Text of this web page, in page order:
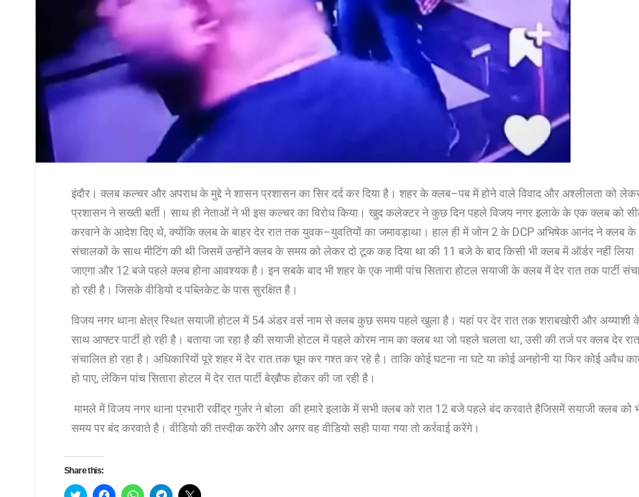
इंदौर। क्लब कल्चर और अपराध के मुद्दे ने शासन प्रशासन का सिर दर्द कर दिया है। शहर के क्लब–पब में होने वाले विवाद और अश्लीलता को
प्रशासन ने सख्ती बर्ती। साथ ही नेताओं ने भी इस कल्चर का विरोध किया। खुद कलेक्टर ने कुछ दिन पहले विजय नगर इलाके के एक क्लब को
करवाने के आदेश दिए थे, क्योंकि क्लब के बाहर देर रात तक युवक–युवतियों का जमावड़ाथा। हाल ही में जोन2 के DCP अभिषेक आनंद ने क्लब के
संचालकों के साथ मीटिंग की थी जिसमें उन्होंने क्लब के समय को लेकर दो टूक कह दिया था की 11 बजे के बाद किसी भी क्लब में ऑर्डर नहीं लिया
जाएगा और 12 बजे पहले क्लब होना आवश्यक है। इनसबके बाद भी शहर के एक नामी पांच सितारा होटल सयाजी के क्लब में देर रात तक पार्टी
हो रही है। जिसके वीडियो द पब्लिकेट के पास सुरक्षित है।
विजय नगर थाना क्षेत्र स्थित सयाजी होटल में54 अंडर वर्स नाम से क्लब कुछ समय पहले खुला है। यहां पर देर रात तक शराबखोरी और अय्याशी
साथ आफ्टर पार्टी हो रही है। बताया जा रहा है की सयाजी होटल में पहले कोरम नाम का क्लब था जो पहले चलता था, उसी की तर्ज पर क्लब देर रात
संचालित हो रहा है। अधिकारियों पूरे शहर में देर रात तक घूम कर गश्त कर रहे है। ताकि कोईघटना ना घटे या कोई अनहोनी या फिर कोई अवैध
हो पाए, लेकिन पांच सितारा होटल में देर रात पार्टी बेख़ौफ होकर की जा रही है।
मामले में विजय नगर थाना प्रभारी रवींद्र गुर्जर ने बोला की हमारे इलाके में सभी क्लब को रात 12 बजे पहले बंद करवाते हैजिसमें सयाजी क्लब को
समय पर बंद करवाते है। वीडियो की तस्दीक करेंगे और अगर वह वीडियो सही पाया गया तो कर्रवाईकरेंगे।
Share this:
C C C C C